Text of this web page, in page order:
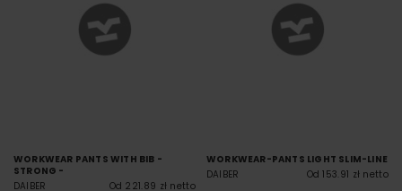
WORKWEAR PANTS WITH BIB -
STRONG -
DAIBER
Od 221.89 zł netto
WORKWEAR-PANTS LIGHT SLIM-LINE
DAIBER
Od 153.91 zł netto